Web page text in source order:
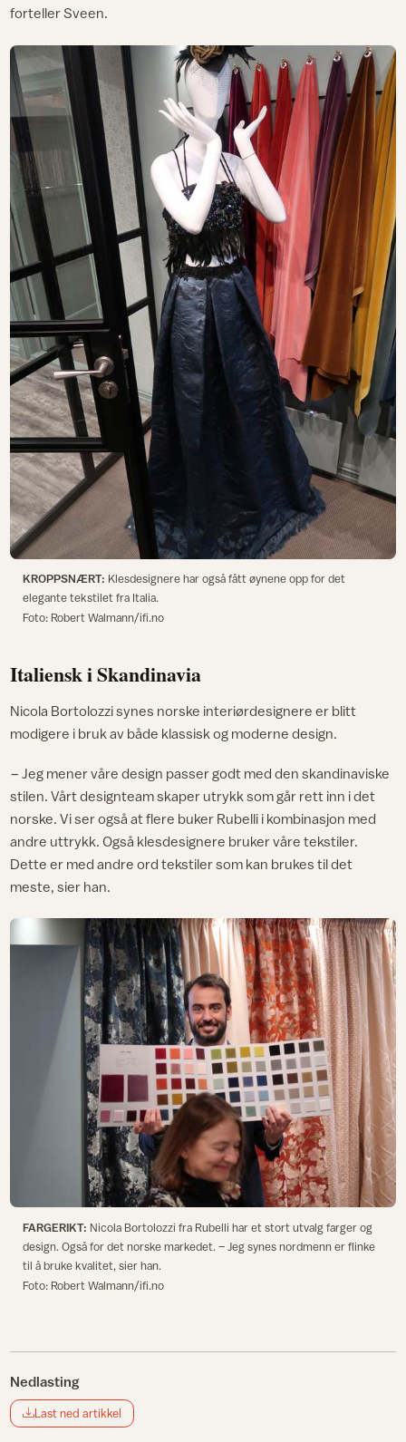
forteller Sveen.
KROPPSNÆRT: Klesdesignere har også fått øynene opp for det
elegante tekstilet fra Italia.
Foto: Robert Walmann/ifi.no
Italiensk i Skandinavia
Nicola Bortolozzi synes norske interiørdesignere er blitt
modigere i bruk av både klassisk og moderne design.
− Jeg mener våre design passer godt med den skandinaviske
stilen. Vårt designteam skaper utrykk som går rett inn i det
norske. Vi ser også at flere buker Rubelli i kombinasjon med
andre uttrykk. Også klesdesignere bruker våre tekstiler.
Dette er med andre ord tekstiler som kan brukes til det
meste, sier han.
FARGERIKT: Nicola Bortolozzi fra Rubelli har et stort utvalg farger og
design. Også for det norske markedet. – Jeg synes nordmenn er flinke
til å bruke kvalitet, sier han.
Foto: Robert Walmann/ifi.no
Nedlasting
Last ned artikkel